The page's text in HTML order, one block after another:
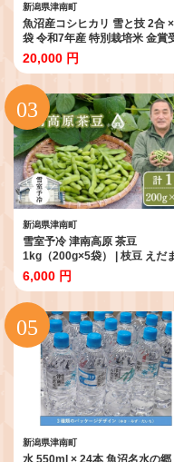
新潟県津南町
魚沼産コシヒカリ 雪と技 2合
袋 令和7年産 特別栽培米 金賞
雪蔵貯蔵 真空パック | 小分け 米
お米 新潟 魚沼 魚沼産こしひか
コメ おこめ 白米 精米 新潟県 津
町 藤ノ木株式会社
20,000 円
新潟県津南町
雪室予冷 津南高原 茶豆
1kg（200g×5袋） | 枝豆 えだ
エダマメ まめ 野菜 おつまみ 茶
ずんだ ずんだもち 豆 採れたて
鮮 旬 産地直送 津南町 有限会社
6,000 円
新潟県津南町
水 550ml × 24本 魚沼名水の郷